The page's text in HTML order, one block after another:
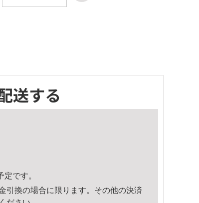
送する
です。
引換の場合に限ります。その他の決済